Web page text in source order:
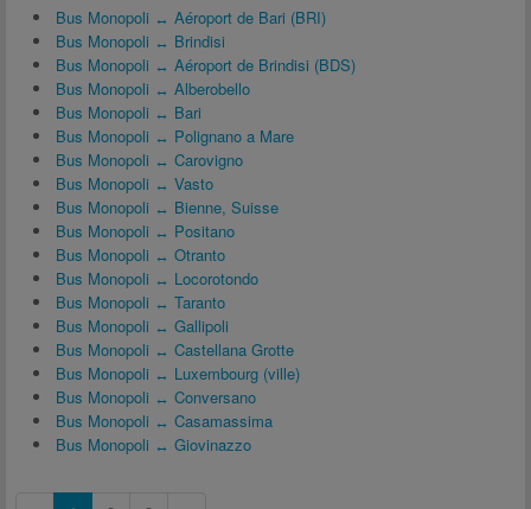
Bus Monopoli ↔ Aéroport de Bari (BRI)
Bus Monopoli ↔ Brindisi
Bus Monopoli ↔ Aéroport de Brindisi (BDS)
Bus Monopoli ↔ Alberobello
Bus Monopoli ↔ Bari
Bus Monopoli ↔ Polignano a Mare
Bus Monopoli ↔ Carovigno
Bus Monopoli ↔ Vasto
Bus Monopoli ↔ Bienne, Suisse
Bus Monopoli ↔ Positano
Bus Monopoli ↔ Otranto
Bus Monopoli ↔ Locorotondo
Bus Monopoli ↔ Taranto
Bus Monopoli ↔ Gallipoli
Bus Monopoli ↔ Castellana Grotte
Bus Monopoli ↔ Luxembourg (ville)
Bus Monopoli ↔ Conversano
Bus Monopoli ↔ Casamassima
Bus Monopoli ↔ Giovinazzo